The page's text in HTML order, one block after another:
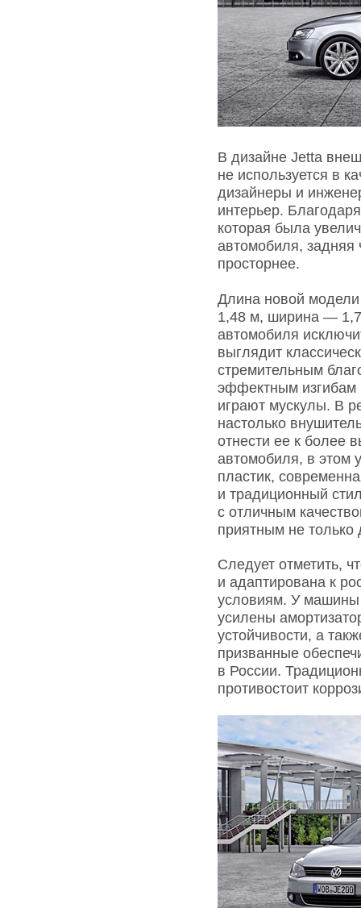
В дизайне Jetta
не используется в
дизайнеры и
интерьер.
которая была
автомобиля, задняя
просторнее.
Длина новой
1,48 м, ширина —
автомобиля
выглядит
стремительным
эффектным изгибам
играют мускулы. В
настолько
отнести ее к более
автомобиля, в этом
пластик,
и традиционный
с отличным
приятным не только
Следует отметить,
и адаптирована к
условиям. У машины
усилены
устойчивости, а
призванные
в России.
противостоит